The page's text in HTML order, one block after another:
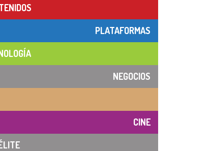
PLATAFORMAS
NEGOCIOS
CINE